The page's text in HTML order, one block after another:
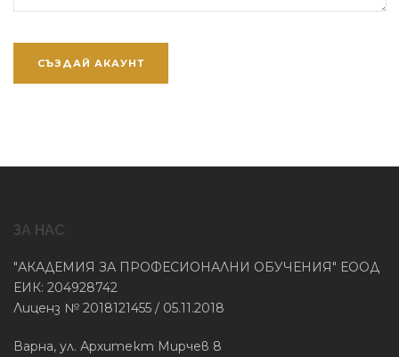
ЗА НАС
"АКАДЕМИЯ ЗА ПРОФЕСИОНАЛНИ ОБУЧЕНИЯ" ЕООД
ЕИК: 204928742
Лиценз № 2018121455 / 05.11.2018
Варна, ул. Архитект Мирчев 8